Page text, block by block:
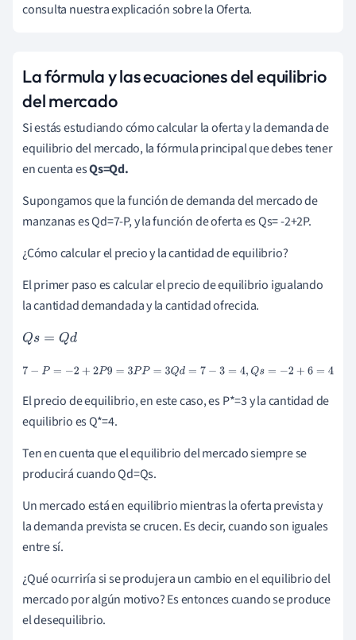
consulta nuestra explicación sobre la Oferta.
La fórmula y las ecuaciones del equilibrio
del mercado
Si estás estudiando cómo calcular la oferta y la demanda de
equilibrio del mercado, la fórmula principal que debes tener
en cuenta esQs=Qd.
Supongamos que la función de demanda del mercado de
manzanas es Qd=7-P, y la función de oferta es Qs= -2+2P.
¿Cómo calcular el precio y la cantidad de equilibrio?
El primer paso es calcular el precio de equilibrio igualando
la cantidad demandada y la cantidad ofrecida.
Qs= Qd
7-P =-2+ 2P9=3PP= 3Qd=7-3= 4,Qs=- 2+6=4
El precio de equilibrio, en este caso, es P*=3 y la cantidad de
equilibrio es Q*=4.
Ten en cuenta que el equilibrio del mercado siempre se
producirá cuando Qd=Qs.
Un mercado está en equilibrio mientras la oferta prevista y
la demanda prevista se crucen. Es decir, cuando son iguales
entre sí.
¿Qué ocurriría si se produjera un cambio en el equilibrio del
mercado por algún motivo? Es entonces cuando se produce
el desequilibrio.